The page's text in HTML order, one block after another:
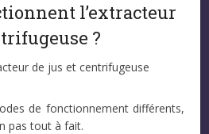
l’extracteur
?
de fonctionnement différents,
pas tout à fait.